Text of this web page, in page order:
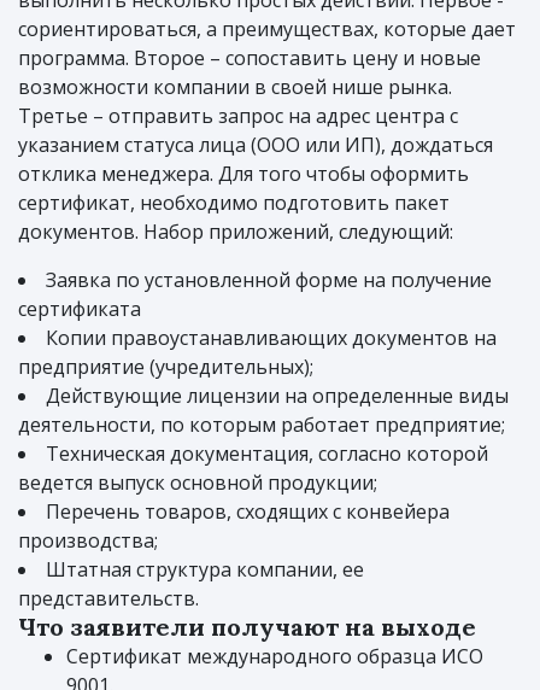
сориентироваться, а преимуществах, которые дает
программа. Второе – сопоставить цену и новые
возможности компании в своей нише рынка.
Третье – отправить запрос на адрес центра с
указанием статуса лица (ООО или ИП), дождаться
отклика менеджера. Для того чтобы оформить
сертификат, необходимо подготовить пакет
документов. Набор приложений, следующий:
Заявка по установленной форме на получение
сертификата
Копии правоустанавливающих документов на
предприятие (учредительных);
Действующие лицензии на определенные виды
деятельности, по которым работает предприятие;
Техническая документация, согласно которой
ведется выпуск основной продукции;
Перечень товаров, сходящих с конвейера
производства;
Штатная структура компании, ее
представительств.
Что заявители получают на выходе
Сертификат международного образца ИСО